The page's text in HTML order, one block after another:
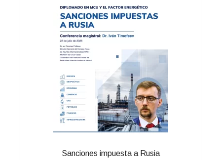
Sanciones impuesta a Rusia